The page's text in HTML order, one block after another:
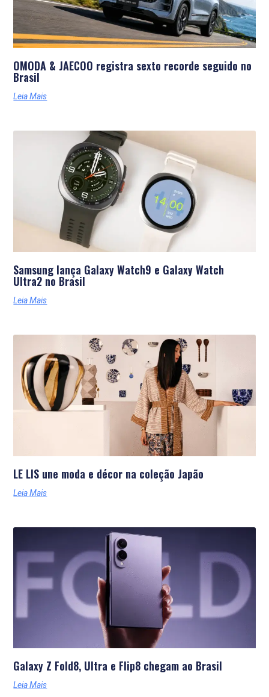
OMODA & JAECOO registra sexto recorde seguido no
Brasil
Leia Mais
Samsung lança Galaxy Watch9 e Galaxy Watch
Ultra2 no Brasil
Leia Mais
LE LIS une moda e décor na coleção Japão
Leia Mais
Galaxy Z Fold8, Ultra e Flip8 chegam ao Brasil
Leia Mais